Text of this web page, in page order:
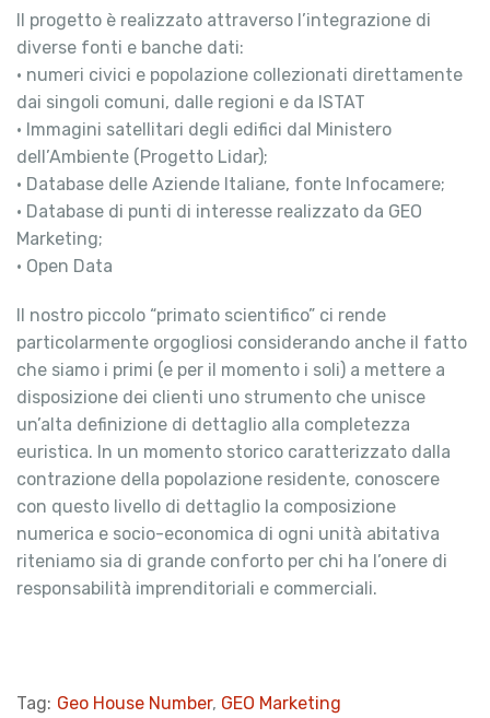
Il progetto è realizzato attraverso l’integrazione di
diverse fonti e banche dati:
• numeri civici e popolazione collezionati direttamente
dai singoli comuni, dalle regioni e da ISTAT
• Immagini satellitari degli edifici dal Ministero
dell’Ambiente (Progetto Lidar);
• Database delle Aziende Italiane, fonte Infocamere;
• Database di punti di interesse realizzato da GEO
Marketing;
• Open Data
Il nostro piccolo “primato scientifico” ci rende
particolarmente orgogliosi considerando anche il fatto
che siamo i primi (e per il momento i soli) a mettere a
disposizione dei clienti uno strumento che unisce
un’alta definizione di dettaglio alla completezza
euristica. In un momento storico caratterizzato dalla
contrazione della popolazione residente, conoscere
con questo livello di dettaglio la composizione
numerica e socio-economica di ogni unità abitativa
riteniamo sia di grande conforto per chi ha l’onere di
responsabilità imprenditoriali e commerciali.
Tag: Geo House Number, GEO Marketing